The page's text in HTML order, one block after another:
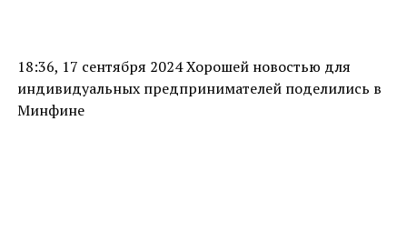
18:36, 17 сентября 2024 Хорошей новостью для
индивидуальных предпринимателей поделились в
Минфине